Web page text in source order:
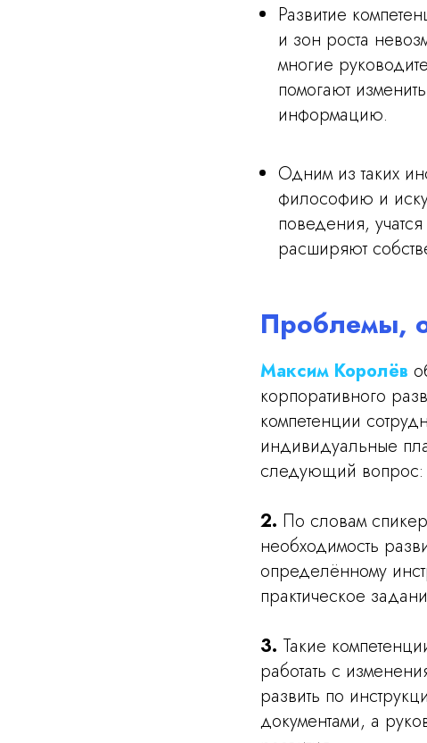
Развитие
и зон роста
многие
помогают
информацию.
Одним из таких
философию и
поведения,
расширяют
Проблемы,
Максим Королёв
корпоративного
компетенции
индивидуальные
следующий вопрос:
2. По словам
необходимость
определённому
практическое
3. Такие
работать с
развить по
документами, а